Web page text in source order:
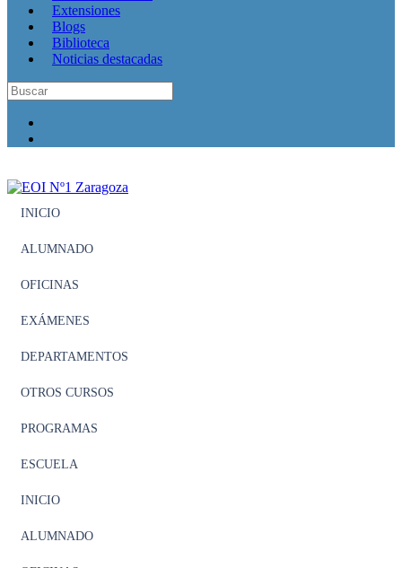
Extensiones
Blogs
Biblioteca
Noticias destacadas
INICIO
ALUMNADO
OFICINAS
EXÁMENES
DEPARTAMENTOS
OTROS CURSOS
PROGRAMAS
ESCUELA
INICIO
ALUMNADO